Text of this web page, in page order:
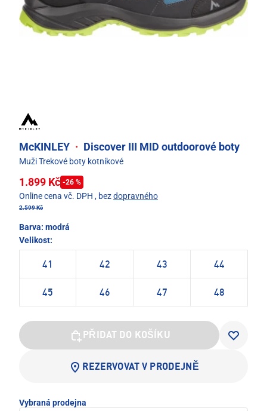
McKINLEY · Discover III MID outdoorové boty
Muži Trekové boty kotníkové
1.899 Kč -26 %
Online cena vč. DPH , bezdopravného
2.599 Kč
Barva: modrá
Velikost:
41 42 43 44
45 46 47 48
PŘIDAT DO KOŠÍKU
REZERVOVAT V PRODEJNĚ
Vybraná prodejna